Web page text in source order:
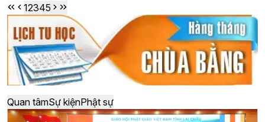
12345
Quan tâmSự kiệnPhật sự